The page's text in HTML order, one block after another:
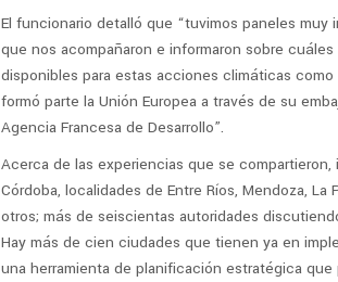
El funcionario detalló que “tuvimos paneles
que nos acompañaron e informaron sobre
disponibles para estas acciones climáticas
formó parte la Unión Europea a través de su
Agencia Francesa de Desarrollo”.
Acerca de las experiencias que se
Córdoba, localidades de Entre Ríos, Mendoza, La
otros; más de seiscientas autoridades
Hay más de cien ciudades que tienen ya en
una herramienta de planificación estratégica